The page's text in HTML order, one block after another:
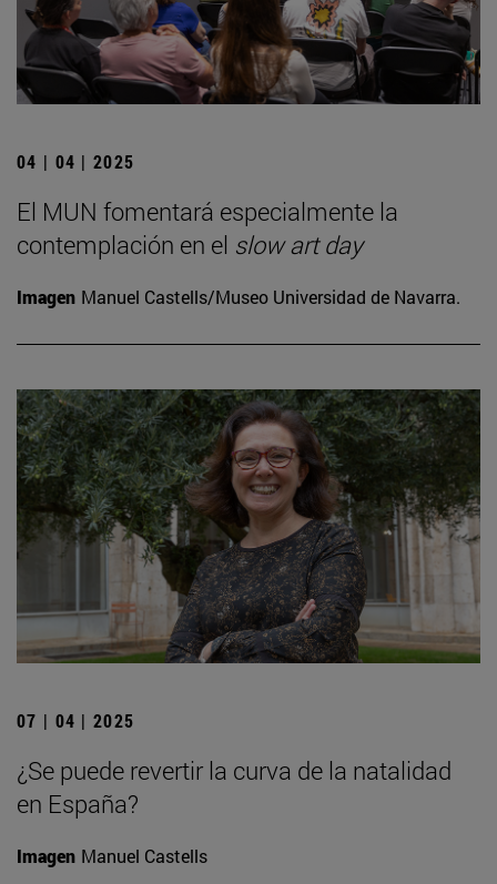
04 | 04 | 2025
El MUN fomentará especialmente la
contemplación en el slow art day
Imagen Manuel Castells/Museo Universidad de Navarra.
07 | 04 | 2025
¿Se puede revertir la curva de la natalidad
en España?
Imagen Manuel Castells